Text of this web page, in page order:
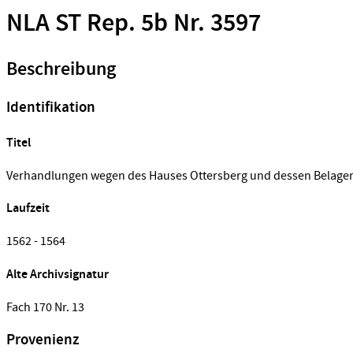
NLA ST Rep. 5b Nr. 3597
Beschreibung
Identifikation
Titel
Verhandlungen wegen des Hauses Ottersberg und dessen
Laufzeit
1562 - 1564
Alte Archivsignatur
Fach 170 Nr. 13
Provenienz